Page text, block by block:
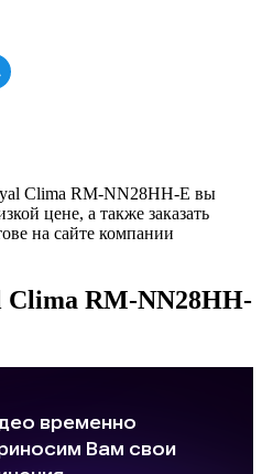
Clima RM-NN28HH-E вы
цене, а также заказать
на сайте компании
Clima RM-NN28HH-